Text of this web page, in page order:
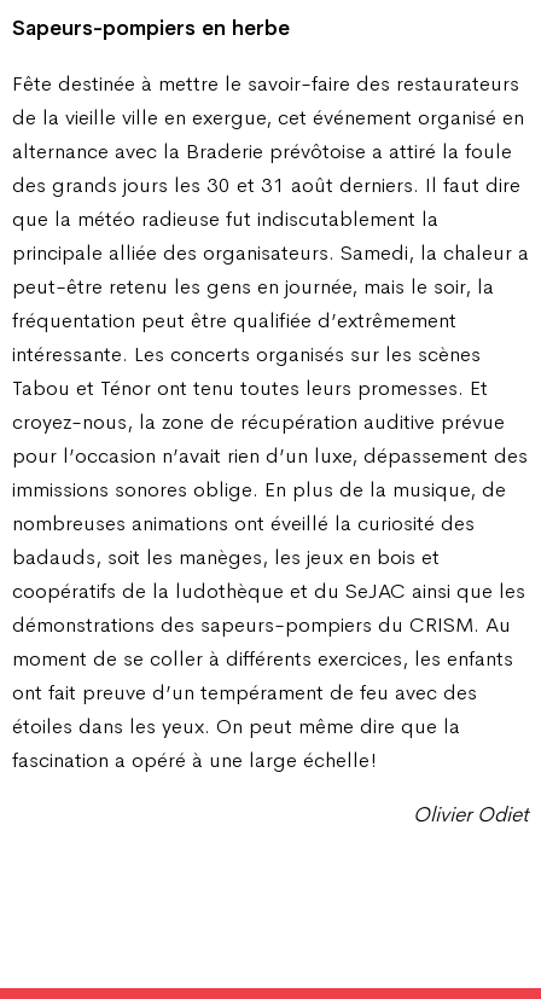
Sapeurs-pompiers en herbe
Fête destinée à mettre le savoir-faire des restaurateurs
de la vieille ville en exergue, cet événement organisé en
alternance avec la Braderie prévôtoise a attiré la foule
des grands jours les 30 et 31 août derniers. Il faut dire
que la météo radieuse fut indiscutablement la
principale alliée des organisateurs. Samedi, la chaleur a
peut-être retenu les gens en journée, mais le soir, la
fréquentation peut être qualifiée d’extrêmement
intéressante. Les concerts organisés sur les scènes
Tabou et Ténor ont tenu toutes leurs promesses. Et
croyez-nous, la zone de récupération auditive prévue
pour l’occasion n’avait rien d’un luxe, dépassement des
immissions sonores oblige. En plus de la musique, de
nombreuses animations ont éveillé la curiosité des
badauds, soit les manèges, les jeux en bois et
coopératifs de la ludothèque et du SeJAC ainsi que les
démonstrations des sapeurs-pompiers du CRISM. Au
moment de se coller à différents exercices, les enfants
ont fait preuve d’un tempérament de feu avec des
étoiles dans les yeux. On peut même dire que la
fascination a opéré à une large échelle !
Olivier Odiet